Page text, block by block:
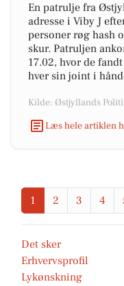
En patrulje fra
adresse i Viby J
personer røg hash
skur. Patruljen
17.02, hvor de
hver sin joint i
Kilde: Østjyllands Politi
Læs hele artiklen
1 2 3 4
Det sker
Erhvervsprofil
Lykønskning